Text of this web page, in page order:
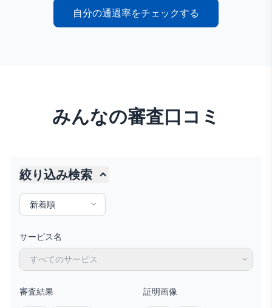
自分の通過率をチェックする
みんなの審査口コミ
絞り込み検索
サービス名
すべてのサービス
審査結果 証明画像